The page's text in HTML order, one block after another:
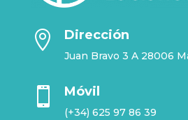
 Dirección
Juan Bravo 3 A 28006
 Móvil
(+34) 625 97 86 39